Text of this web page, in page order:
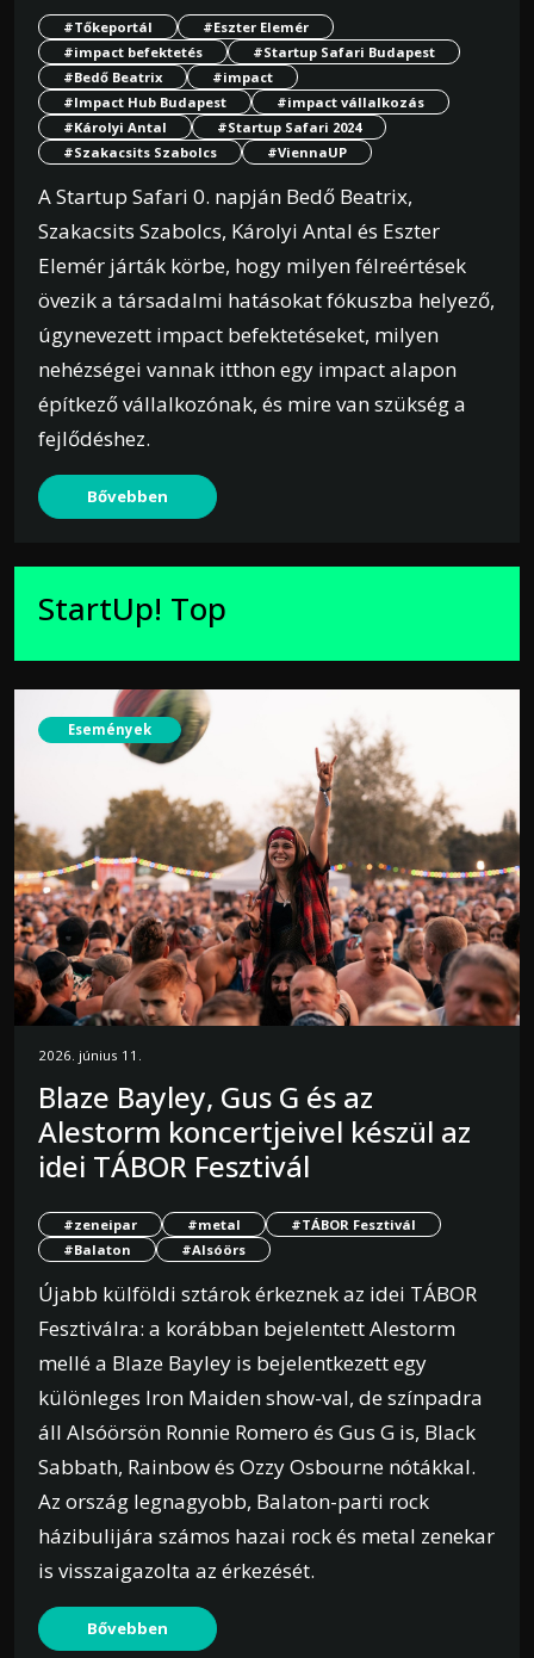
#Tőkeportál
#Eszter Elemér
#impact befektetés
#Startup Safari Budapest
#Bedő Beatrix
#impact
#Impact Hub Budapest
#impact vállalkozás
#Károlyi Antal
#Startup Safari 2024
#Szakacsits Szabolcs
#ViennaUP
A Startup Safari 0. napján Bedő Beatrix,
Szakacsits Szabolcs, Károlyi Antal és Eszter
Elemér járták körbe, hogy milyen félreértések
övezik a társadalmi hatásokat fókuszba helyező,
úgynevezett impact befektetéseket, milyen
nehézségei vannak itthon egy impact alapon
építkező vállalkozónak, és mire van szükség a
fejlődéshez.
Bővebben
StartUp! Top
Események
2026. június 11.
Blaze Bayley, Gus G és az
Alestorm koncertjeivel készül az
idei TÁBOR Fesztivál
#zeneipar #metal
#TÁBOR Fesztivál
#Balaton
#Alsóörs
Újabb külföldi sztárok érkeznek az idei TÁBOR
Fesztiválra: a korábban bejelentett Alestorm
mellé a Blaze Bayley is bejelentkezett egy
különleges Iron Maiden show-val, de színpadra
áll Alsóörsön Ronnie Romero és Gus G is, Black
Sabbath, Rainbow és Ozzy Osbourne nótákkal.
Az ország legnagyobb, Balaton-parti rock
házibulijára számos hazai rock és metal zenekar
is visszaigazolta az érkezését.
Bővebben